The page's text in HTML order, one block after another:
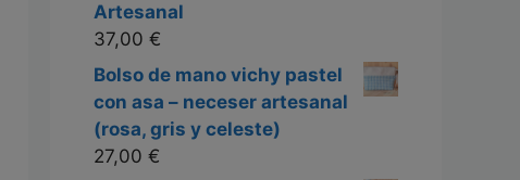
Artesanal
37,00 €
Bolso de mano vichy pastel
con asa – neceser artesanal
(rosa, gris y celeste)
27,00 €